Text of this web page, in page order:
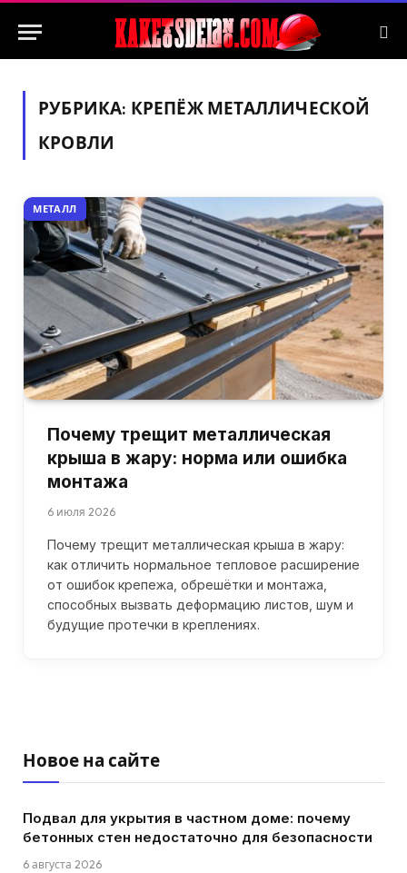
РУБРИКА: КРЕПЁЖ МЕТАЛЛИЧЕСКОЙ
КРОВЛИ
МЕТАЛЛ
Почему трещит металлическая
крыша в жару: норма или ошибка
монтажа
6 июля 2026
Почему трещит металлическая крыша в жару:
как отличить нормальное тепловое расширение
от ошибок крепежа, обрешётки и монтажа,
способных вызвать деформацию листов, шум и
будущие протечки в креплениях.
Новое на сайте
Подвал для укрытия в частном доме: почему
бетонных стен недостаточно для безопасности
6 августа 2026